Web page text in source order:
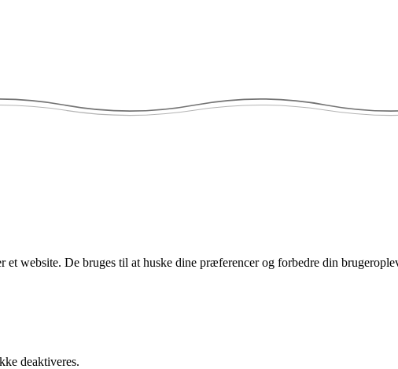
et website. De bruges til at huske dine præferencer og forbedre din
deaktiveres.